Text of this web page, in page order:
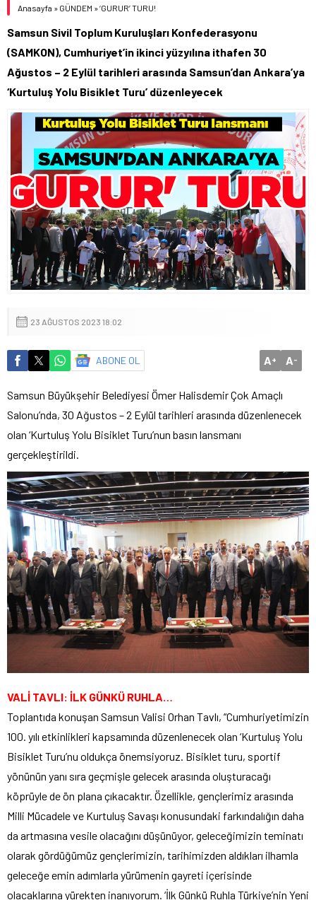
Anasayfa » GÜNDEM »‘GURUR’ TURU!
Samsun Sivil Toplum Kuruluşları Konfederasyonu
(SAMKON), Cumhuriyet’in ikinci yüzyılına ithafen 30
Ağustos – 2 Eylül tarihleri arasında Samsun’dan Ankara’ya
‘Kurtuluş Yolu Bisiklet Turu’ düzenleyecek
23 AĞUSTOS 2023 18:02
ABONE OL A+ A-
Samsun Büyükşehir Belediyesi Ömer Halisdemir Çok Amaçlı
Salonu’nda, 30 Ağustos – 2 Eylül tarihleri arasında düzenlenecek
olan ‘Kurtuluş Yolu Bisiklet Turu’nun basın lansmanı
gerçekleştirildi.
VALİ TAVLI: İLK GÜNKÜ RUHLA…
Toplantıda konuşan Samsun Valisi Orhan Tavlı, “Cumhuriyetimizin
100. yılı etkinlikleri kapsamında düzenlenecek olan ‘Kurtuluş Yolu
Bisiklet Turu’nu oldukça önemsiyoruz. Bisiklet turu, sportif
yönünün yanı sıra geçmişle gelecek arasında oluşturacağı
köprüyle de ön plana çıkacaktır. Özellikle, gençlerimiz arasında
Milli Mücadele ve Kurtuluş Savaşı konusundaki farkındalığın daha
da artmasına vesile olacağını düşünüyor, geleceğimizin teminatı
olarak gördüğümüz gençlerimizin, tarihimizden aldıkları ilhamla
geleceğe emin adımlarla yürümenin gayreti içerisinde
olacaklarına yürekten inanıyorum. ‘İlk Günkü Ruhla Türkiye’nin Yeni